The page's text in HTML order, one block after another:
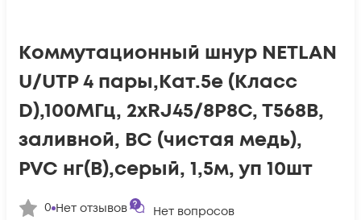
Коммутационный шнур NETLAN
U/UTP 4 пары,Кат.5е (Класс
D),100МГц, 2хRJ45/8P8C, T568B,
заливной, BC (чистая медь),
PVC нг(B),серый, 1,5м, уп 10шт
0 Нет отзывов Нет вопросов